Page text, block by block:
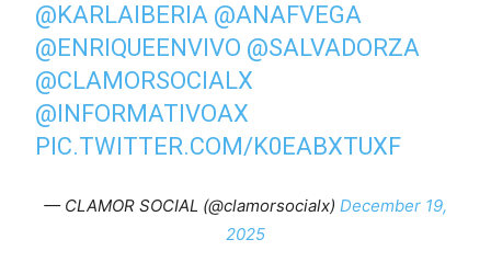
@KARLAIBERIA @ANAFVEGA
@ENRIQUEENVIVO @SALVADORZA
@CLAMORSOCIALX
@INFORMATIVOAX
PIC.TWITTER.COM/K0EABXTUXF
— CLAMOR SOCIAL (@clamorsocialx) December 19,
2025